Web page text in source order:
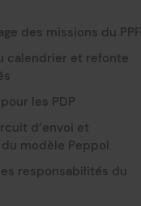
des missions du PPF
calendrier et refonte
les PDP
d’envoi et
modèle Peppol
responsabilités du